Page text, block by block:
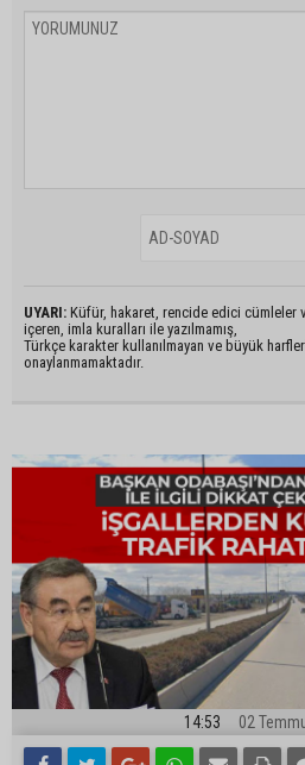
UYARI: Küfür, hakaret, rencide edici cümleler
içeren, imla kuralları ile yazılmamış,
Türkçe karakter kullanılmayan ve büyük
onaylanmamaktadır.
14:53 02